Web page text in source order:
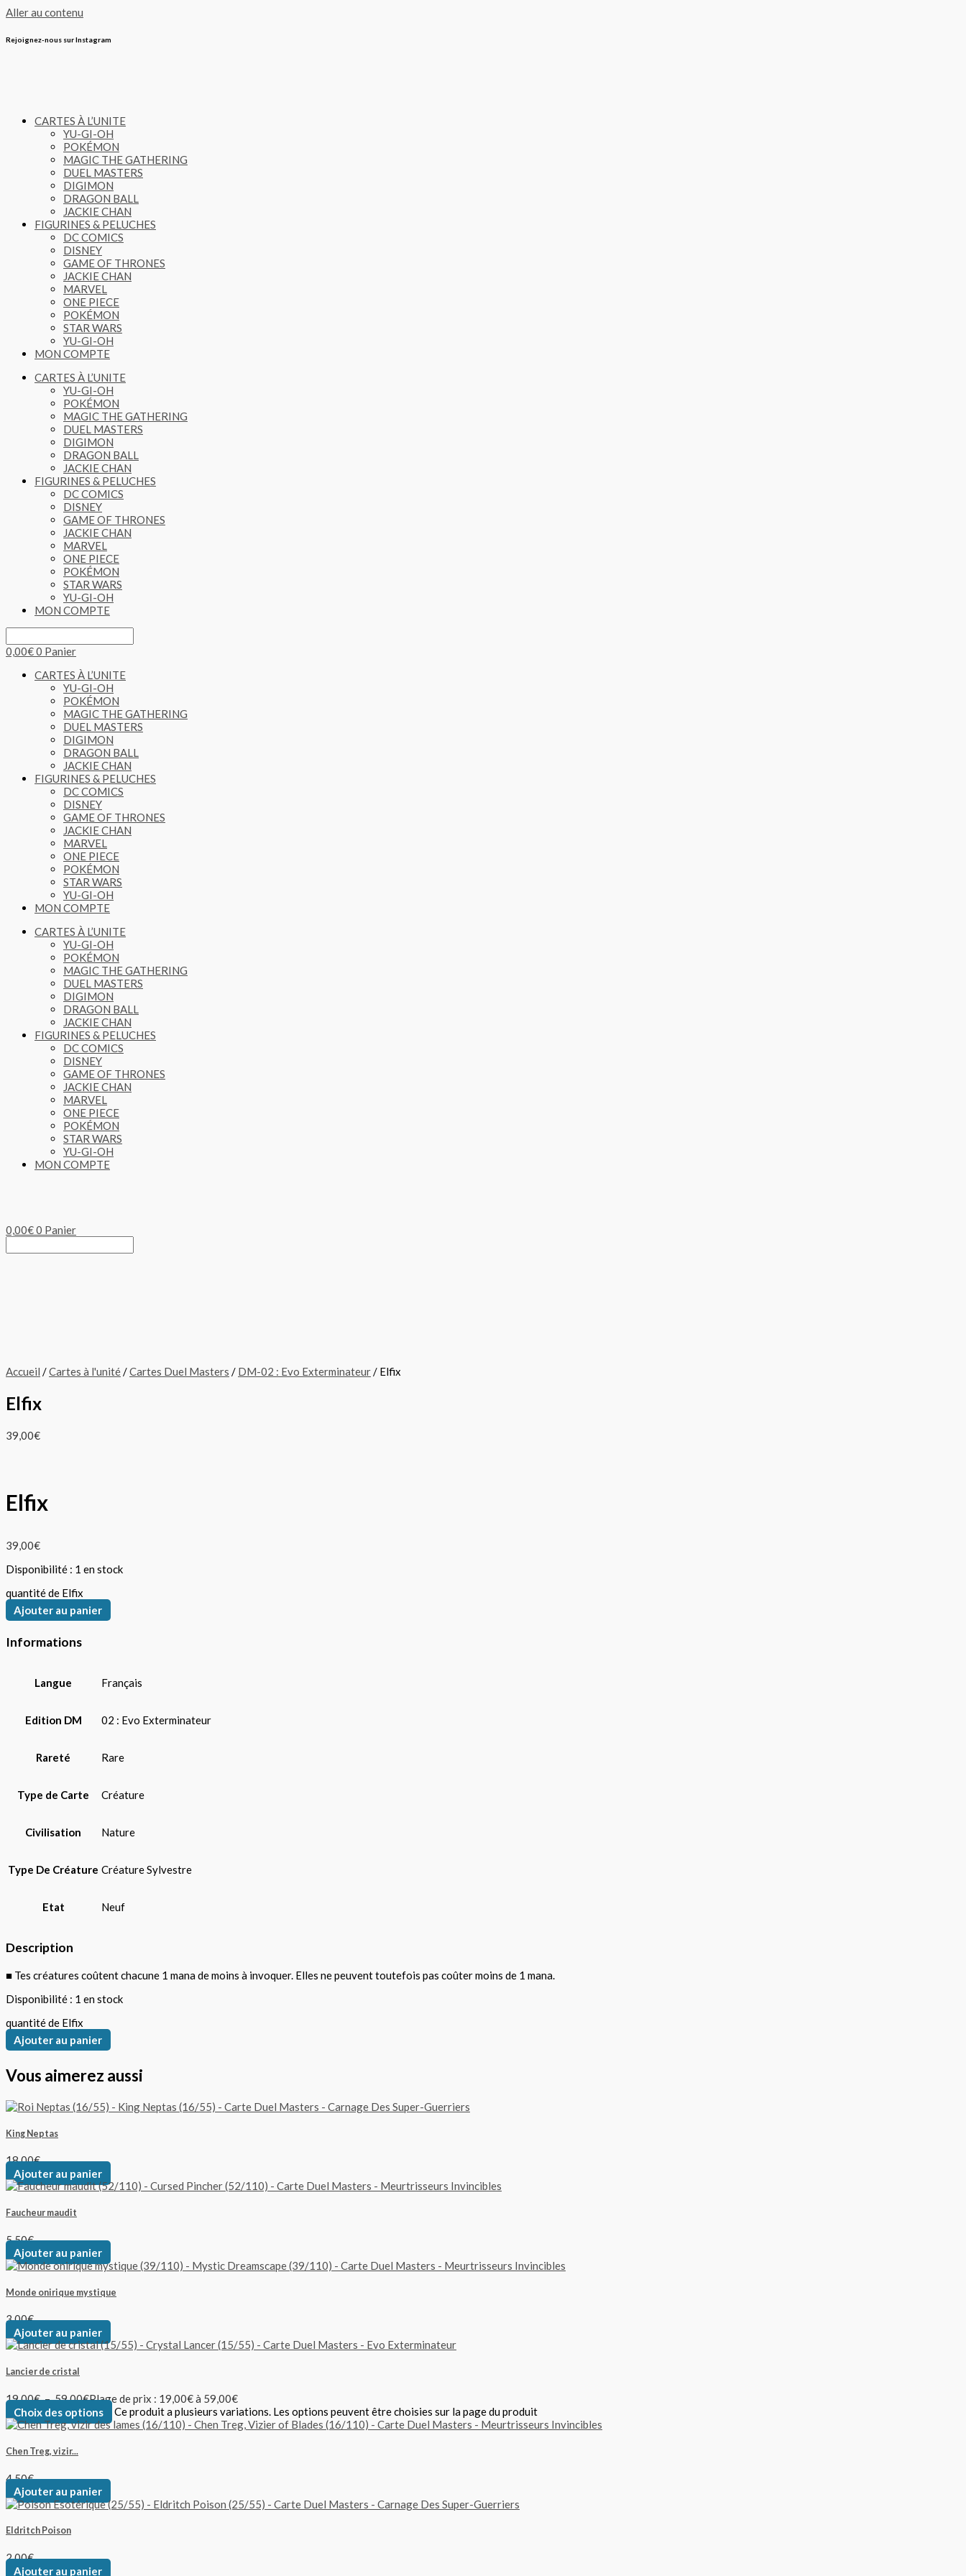
Aller au contenu
Rejoignez-nous sur Instagram
CARTES À L’UNITE
YU-GI-OH
POKÉMON
MAGIC THE GATHERING
DUEL MASTERS
DIGIMON
DRAGON BALL
JACKIE CHAN
FIGURINES & PELUCHES
DC COMICS
DISNEY
GAME OF THRONES
JACKIE CHAN
MARVEL
ONE PIECE
POKÉMON
STAR WARS
YU-GI-OH
MON COMPTE
CARTES À L’UNITE
YU-GI-OH
POKÉMON
MAGIC THE GATHERING
DUEL MASTERS
DIGIMON
DRAGON BALL
JACKIE CHAN
FIGURINES & PELUCHES
DC COMICS
DISNEY
GAME OF THRONES
JACKIE CHAN
MARVEL
ONE PIECE
POKÉMON
STAR WARS
YU-GI-OH
MON COMPTE
0,00€0 Panier
CARTES À L’UNITE
YU-GI-OH
POKÉMON
MAGIC THE GATHERING
DUEL MASTERS
DIGIMON
DRAGON BALL
JACKIE CHAN
FIGURINES & PELUCHES
DC COMICS
DISNEY
GAME OF THRONES
JACKIE CHAN
MARVEL
ONE PIECE
POKÉMON
STAR WARS
YU-GI-OH
MON COMPTE
CARTES À L’UNITE
YU-GI-OH
POKÉMON
MAGIC THE GATHERING
DUEL MASTERS
DIGIMON
DRAGON BALL
JACKIE CHAN
FIGURINES & PELUCHES
DC COMICS
DISNEY
GAME OF THRONES
JACKIE CHAN
MARVEL
ONE PIECE
POKÉMON
STAR WARS
YU-GI-OH
MON COMPTE
0,00€0 Panier
Accueil /Cartes à l'unité/Cartes Duel Masters / DM-02 : Evo Exterminateur/ Elfix
Elfix
39,00€
Elfix
39,00€
Disponibilité : 1 en stock
quantité de Elfix
Ajouter au panier
Informations
Langue Français
Edition DM 02 : Evo Exterminateur
Rareté Rare
Type de Carte Créature
Civilisation Nature
Type De Créature Créature Sylvestre
Etat Neuf
Description
■ Tes créatures coûtent chacune 1 mana de moins à invoquer. Elles ne peuvent toutefois pas coûter moins de 1 mana.
Disponibilité : 1 en stock
quantité de Elfix
Ajouter au panier
Vous aimerez aussi
King Neptas
18,00€
Ajouter au panier
Faucheur maudit
5,50€
Ajouter au panier
Monde onirique mystique
3,00€
Ajouter au panier
Lancier de cristal
19,00€–59,00€Plage de prix : 19,00€ à 59,00€
Choix des options
Ce produit a plusieurs variations. Les options peuvent être choisies sur la page du produit
Chen Treg, vizir...
4,50€
Ajouter au panier
Eldritch Poison
2,00€
Ajouter au panier